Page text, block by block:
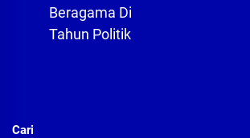
Beragama Di
Tahun Politik
Cari